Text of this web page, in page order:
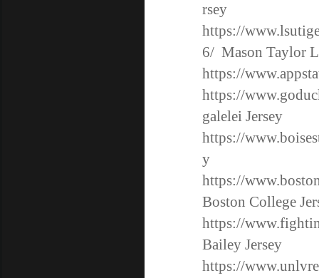
rsey
https://
6/Mason Taylor
https://
https://
galelei Jersey
https://
y
https://
Boston College
https://
Bailey Jersey
https://